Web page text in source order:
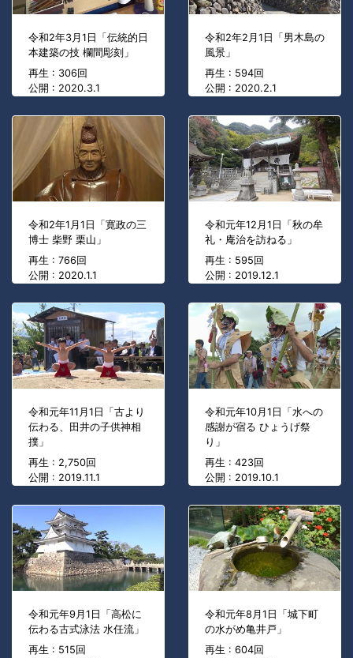
令和2年3月1日「伝統的日
本建築の技 欄間彫刻」
再生 : 306回
公開 : 2020.3.1
令和2年2月1日「男木島の
風景」
再生 : 594回
公開 : 2020.2.1
令和2年1月1日「寛政の三
博士 柴野 栗山」
再生 : 766回
公開 : 2020.1.1
令和元年12月1日「秋の牟
礼・庵治を訪ねる」
再生 : 595回
公開 : 2019.12.1
令和元年11月1日「古より
伝わる、田井の子供神相
撲」
再生 : 2,750回
公開 : 2019.11.1
令和元年10月1日「水への
感謝が宿る ひょうげ祭
り」
再生 : 423回
公開 : 2019.10.1
令和元年9月1日「高松に
伝わる古式泳法 水任流」
再生 : 515回
令和元年8月1日「城下町
の水がめ亀井戸」
再生 : 604回